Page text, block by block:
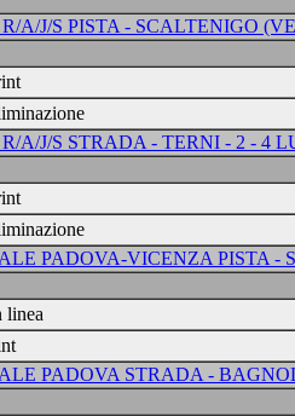
A/J/S PISTA - SCALTENIGO
A/J/S STRADA - TERNI - 2 - 4
PADOVA-VICENZA PISTA -
linea
PADOVA STRADA -